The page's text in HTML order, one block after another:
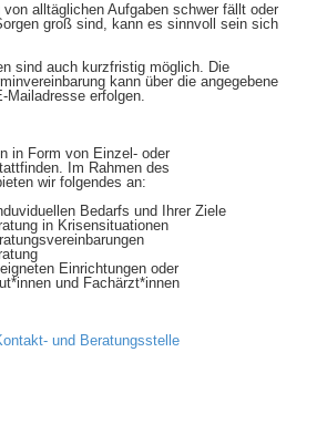
alltäglichen Aufgaben schwer fällt oder
groß sind, kann es sinnvoll sein sich
sind auch kurzfristig möglich. Die
kann über die angegebene
Mailadresse erfolgen.
in Form von Einzel- oder
Im Rahmen des
wir folgendes an:
Bedarfs und Ihrer Ziele
in Krisensituationen
Einrichtungen oder
und Fachärzt*innen
und Beratungsstelle